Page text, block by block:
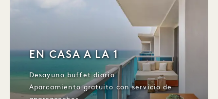
EN CASA A LA 1
Desayuno buffet diario
Aparcamiento gratuito con servicio de